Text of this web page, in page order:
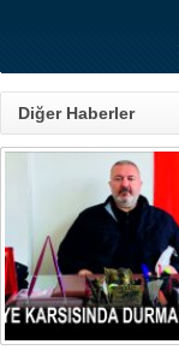
Diğer Haberler